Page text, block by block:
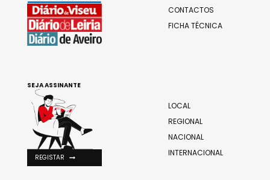
CONTACTOS
FICHA TÉCNICA
LOCAL
REGIONAL
NACIONAL
INTERNACIONAL
SEJA ASSINANTE
REGISTAR